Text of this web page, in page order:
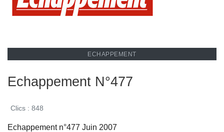
ECHAPPEMENT
Echappement N°477
Clics : 848
Echappement n°477 Juin 2007